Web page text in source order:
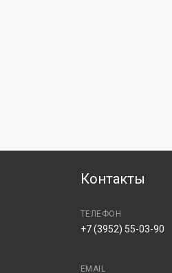
Контакты
ТЕЛЕФОН
+7 (3952) 55-03-90
EMAIL